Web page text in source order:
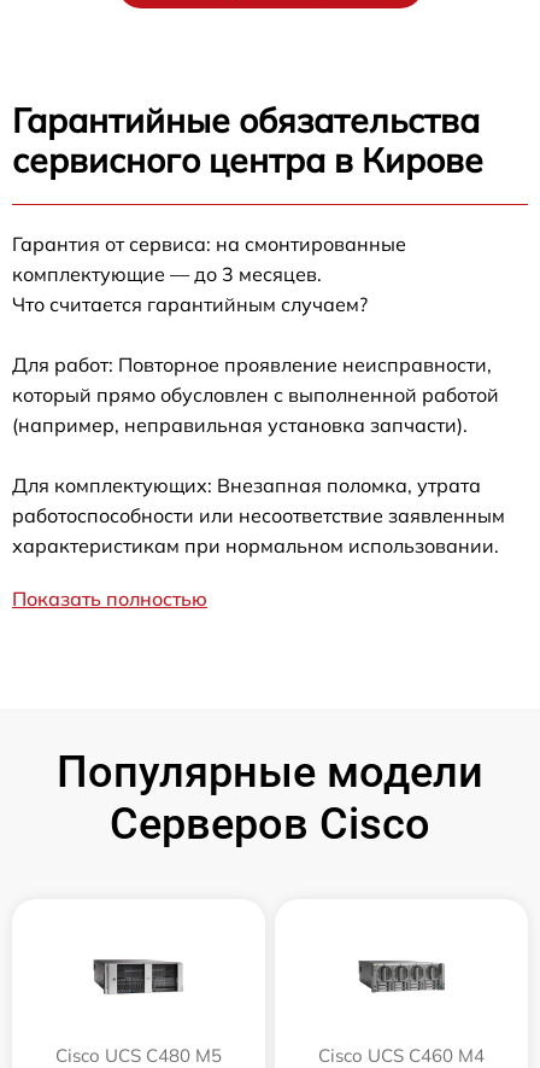
Гарантийные обязательства
сервисного центра в Кирове
Гарантия от сервиса: на смонтированные
комплектующие — до 3 месяцев.
Что считается гарантийным случаем?
Для работ: Повторное проявление неисправности,
который прямо обусловлен с выполненной работой
(например, неправильная установка запчасти).
Для комплектующих: Внезапная поломка, утрата
работоспособности или несоответствие заявленным
характеристикам при нормальном использовании.
Показать полностью
Популярные модели
Серверов Cisco
Cisco UCS C480 M5 Cisco UCS C460 M4